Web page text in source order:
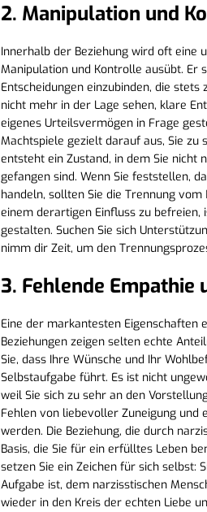
2. Manipulation und
Innerhalb der Beziehung wird oft
Manipulation und Kontrolle ausübt. Er
Entscheidungen einzubinden, die stets
nicht mehr in der Lage sehen, klare
eigenes Urteilsvermögen in Frage
Machtspiele gezielt darauf aus, Sie zu
entsteht ein Zustand, in dem Sie nicht
gefangen sind. Wenn Sie feststellen,
handeln, sollten Sie die Trennung
einem derartigen Einfluss zu befreien,
gestalten. Suchen Sie sich
nimm dir Zeit, um den
3. Fehlende Empathie
Eine der markantesten Eigenschaften
Beziehungen zeigen selten echte
Sie, dass Ihre Wünsche und Ihr
Selbstaufgabe führt. Es ist nicht
weil Sie sich zu sehr an den
Fehlen von liebevoller Zuneigung
werden. Die Beziehung, die durch
Basis, die Sie für ein erfülltes Leben
setzen Sie ein Zeichen für sich selbst:
Aufgabe ist, dem narzisstischen
wieder in den Kreis der echten Liebe